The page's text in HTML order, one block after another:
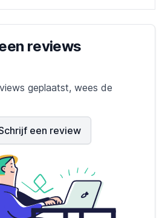
reviews
geplaatst, wees de
een review